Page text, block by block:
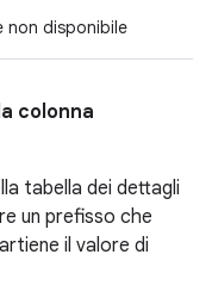
non disponibile
colonna
tabella dei dettagli
un prefisso che
il valore di